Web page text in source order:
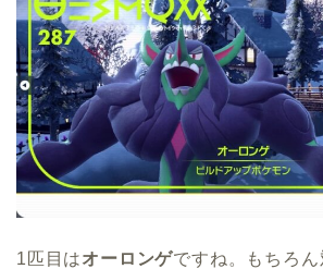
1匹目はオーロンゲですね。もちろん